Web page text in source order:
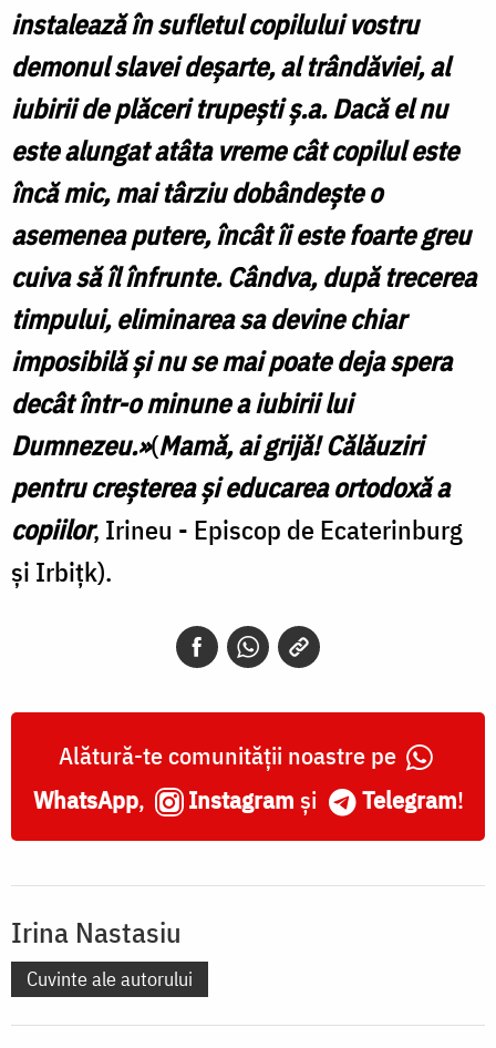
instalează în sufletul copilului vostru
demonul slavei deşarte, al trândăviei, al
iubirii de plăceri trupeşti ş.a. Dacă el nu
este alungat atâta vreme cât copilul este
încă mic, mai târziu dobândeşte o
asemenea putere, încât îi este foarte greu
cuiva să îl înfrunte. Cândva, după trecerea
timpului, eliminarea sa devine chiar
imposibilă şi nu se mai poate deja spera
decât într-o minune a iubirii lui
Dumnezeu.»(Mamă, ai grijă! Călăuziri
pentru creşterea şi educarea ortodoxă a
copiilor, Irineu - Episcop de Ecaterinburg
şi Irbiţk).
Alătură-te comunității noastre pe
WhatsApp, Instagram și Telegram!
Irina Nastasiu
Cuvinte ale autorului